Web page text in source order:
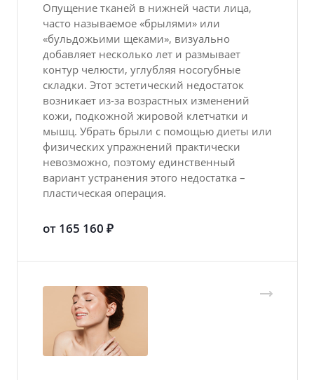
Опущение тканей в нижней части лица,
часто называемое «брылями» или
«бульдожьими щеками», визуально
добавляет несколько лет и размывает
контур челюсти, углубляя носогубные
складки. Этот эстетический недостаток
возникает из-за возрастных изменений
кожи, подкожной жировой клетчатки и
мышц. Убрать брыли с помощью диеты или
физических упражнений практически
невозможно, поэтому единственный
вариант устранения этого недостатка –
пластическая операция.
от 165 160 ₽